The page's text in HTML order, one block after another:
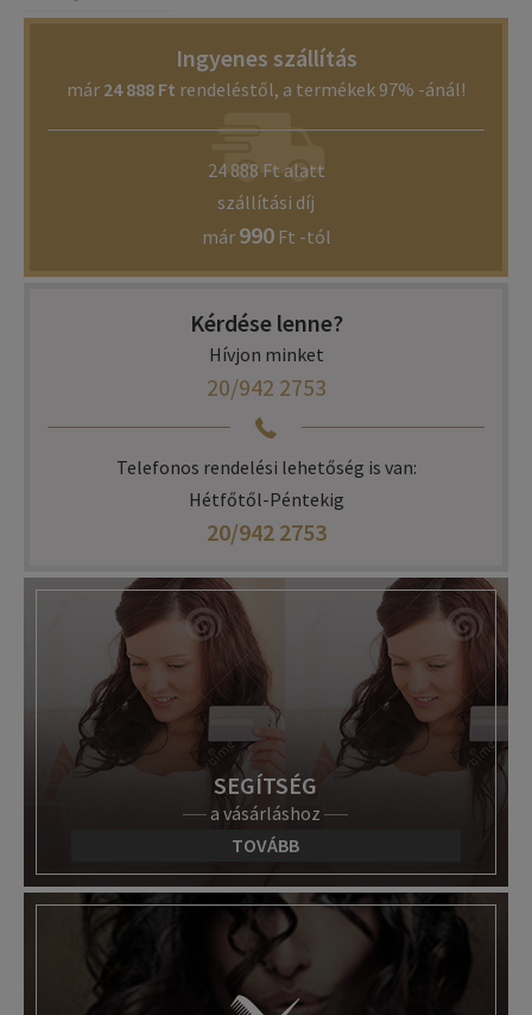
Ingyenes szállítás
már 24 888 Ft rendeléstől, a termékek 97% -ánál!
24 888 Ft alatt
szállítási díj
már 990Ft -tól
Kérdése lenne?
Hívjon minket
20/942 2753
Telefonos rendelési lehetőség is van:
Hétfőtől-Péntekig
20/942 2753
SEGÍTSÉG
a vásárláshoz
TOVÁBB